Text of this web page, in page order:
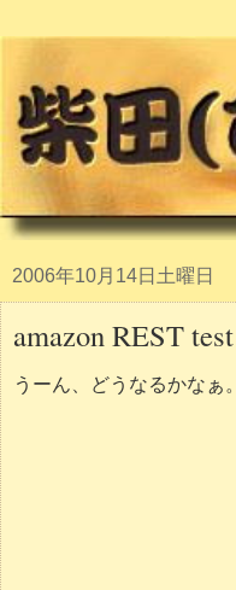
2006年10月14日土曜日
amazon REST test
うーん、どうなるかなぁ。